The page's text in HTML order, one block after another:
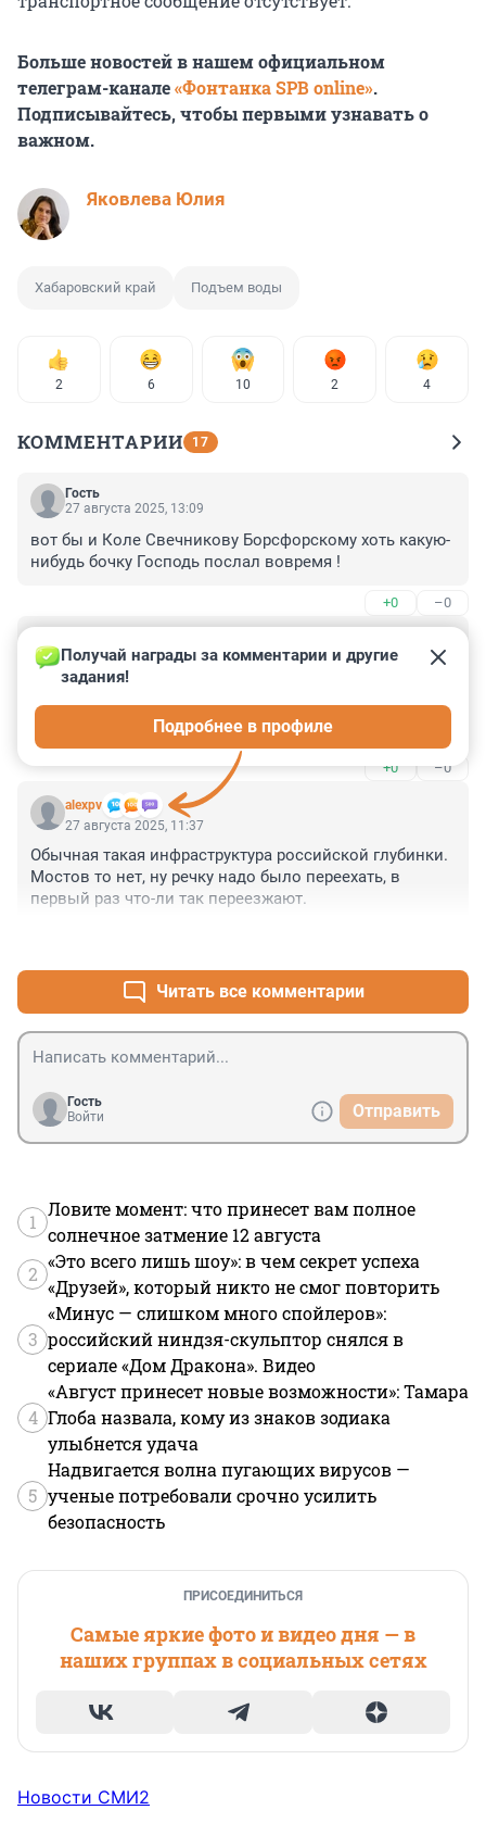
Больше новостей в нашем официальном
телеграм-канале«Фонтанка SPB online».
Подписывайтесь, чтобы первыми узнавать о
важном.
Яковлева Юлия
Хабаровский край Подъем воды
2 6 10 2 4
КОММЕНТАРИИ 17
Гость
27 августа 2025, 13:09
вот бы и Коле Свечникову Борсфорскому хоть какую-
нибудь бочку Господь послал вовремя !
+0 –0
27 августа 2025, 12:45
Первый день без воды - жажда, слабость, учащенное
сердцебиение.
Второй день без воды - сильнейшая жажда, слабость,
апатия.
Третий день без воды - помутнение рассудка, отказ
почек, смерть.
Попытка пить морскую соленую воду приводит к еще
более сильному обезвоживанию.
+0 –0
alexpv
Получай награды за комментарии и другие
задания!
Подробнее в профиле
27 августа 2025, 11:37
Обычная такая инфраструктура российской глубинки.
Мостов то нет, ну речку надо было переехать, в
первый раз что-ли так переезжают.
Читать все комментарии
Гость
Войти
Отправить
1
Ловите момент: что принесет вам полное
солнечное затмение 12 августа
2
«Это всего лишь шоу»: в чем секрет успеха
«Друзей», который никто не смог повторить
3
«Минус — слишком много спойлеров»:
российский ниндзя-скульптор снялся в
сериале «Дом Дракона». Видео
4
«Август принесет новые возможности»: Тамара
Глоба назвала, кому из знаков зодиака
улыбнется удача
5
Надвигается волна пугающих вирусов —
ученые потребовали срочно усилить
безопасность
ПРИСОЕДИНИТЬСЯ
Самые яркие фото и видео дня — в
наших группах в социальных сетях
Новости СМИ2